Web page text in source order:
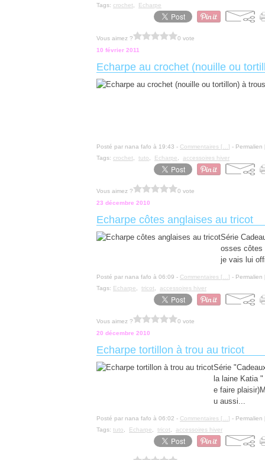
Tags: crochet Echarpe
Vous aimez ?
0 vote
10 février 2011
Echarpe au crochet (nouille ou
Posté par nana fafo à 19:43 - Commentaires [ ] - Permalien
Tags: crochet tuto Echarpe accessoires hiver
Vous aimez ?
0 vote
23 décembre 2010
Echarpe côtes anglaises au tricot
Série
osses côtes
je vais lui
Posté par nana fafo à 06:09 - Commentaires [ ] - Permalien
Tags: Echarpe tricot accessoires hiver
Vous aimez ?
0 vote
20 décembre 2010
Echarpe tortillon à trou au tricot
Série
la laine Katia
e faire
u aussi...
Posté par nana fafo à 06:02 - Commentaires [ ] - Permalien
Tags: tuto Echarpe tricot accessoires hiver